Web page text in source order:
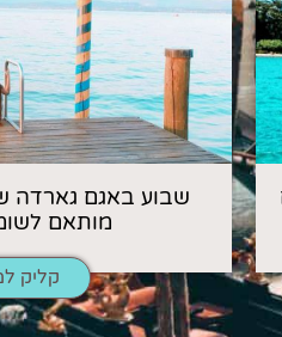
שבוע באגם גארדה
מותאם
קליק